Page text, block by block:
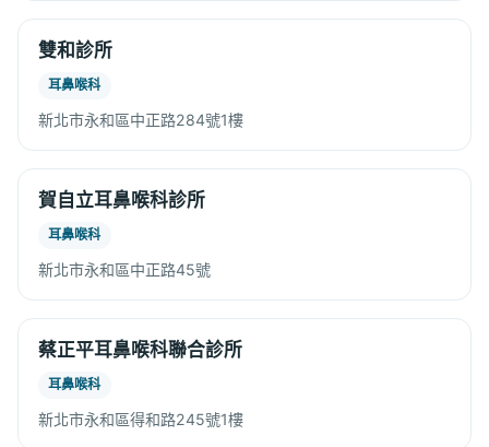
雙和診所
耳鼻喉科
新北市永和區中正路284號1樓
賀自立耳鼻喉科診所
耳鼻喉科
新北市永和區中正路45號
蔡正平耳鼻喉科聯合診所
耳鼻喉科
新北市永和區得和路245號1樓